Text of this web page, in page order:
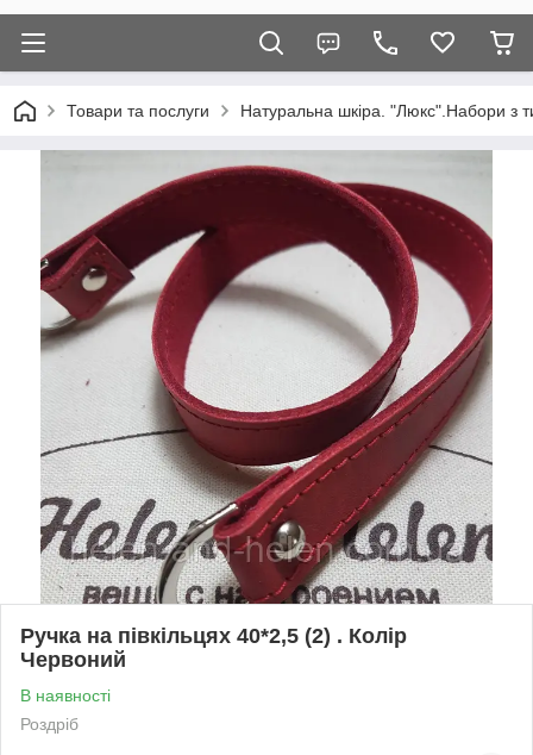
Товари та послуги Натуральна шкіра. "Люкс".Набори з
Ручка на півкільцях 40*2,5 (2) . Колір
Червоний
В наявності
Роздріб